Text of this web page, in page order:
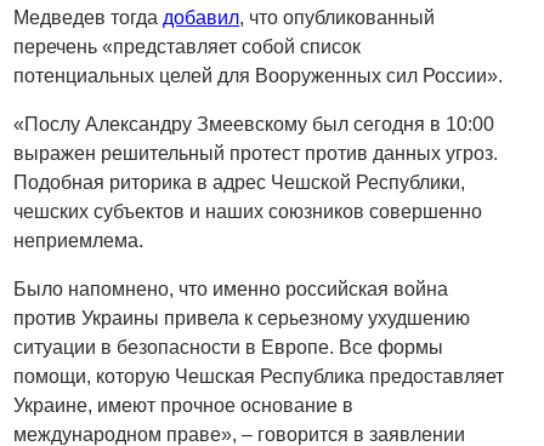
Медведев тогда добавил, что опубликованный
перечень «представляет собой список
потенциальных целей для Вооруженных сил России».
«Послу Александру Змеевскому был сегодня в 10:00
выражен решительный протест против данных угроз.
Подобная риторика в адрес Чешской Республики,
чешских субъектов и наших союзников совершенно
неприемлема.
Было напомнено, что именно российская война
против Украины привела к серьезному ухудшению
ситуации в безопасности в Европе. Все формы
помощи, которую Чешская Республика предоставляет
Украине, имеют прочное основание в
международном праве», – говорится в заявлении